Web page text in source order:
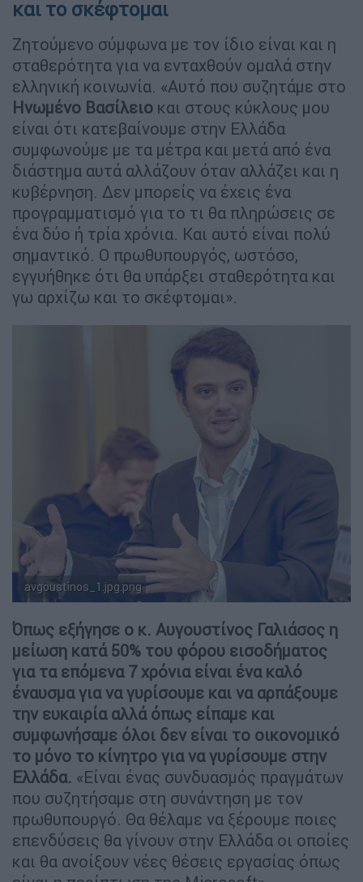
και το σκέφτομαι
Ζητούμενο σύμφωνα με τον ίδιο είναι και η
σταθερότητα για να ενταχθούν ομαλά στην
ελληνική κοινωνία. «Αυτό που συζητάμε στο
Ηνωμένο Βασίλειο και στους κύκλους μου
είναι ότι κατεβαίνουμε στην Ελλάδα
συμφωνούμε με τα μέτρα και μετά από ένα
διάστημα αυτά αλλάζουν όταν αλλάζει και η
κυβέρνηση. Δεν μπορείς να έχεις ένα
προγραμματισμό για το τι θα πληρώσεις σε
ένα δύο ή τρία χρόνια. Και αυτό είναι πολύ
σημαντικό. Ο πρωθυπουργός, ωστόσο,
εγγυήθηκε ότι θα υπάρξει σταθερότητα και
γω αρχίζω και το σκέφτομαι».
avgoustinos_1.jpg.png
ethnos.gr/Αυγουστίνος Γαλιάσος
Όπως εξήγησε ο κ. Αυγουστίνος Γαλιάσος η
μείωση κατά 50% του φόρου εισοδήματος
για τα επόμενα 7 χρόνια είναι ένα καλό
έναυσμα για να γυρίσουμε και να αρπάξουμε
την ευκαιρία αλλά όπως είπαμε και
συμφωνήσαμε όλοι δεν είναι το οικονομικό
το μόνο το κίνητρο για να γυρίσουμε στην
Ελλάδα. «Είναι ένας συνδυασμός πραγμάτων
που συζητήσαμε στη συνάντηση με τον
πρωθυπουργό. Θα θέλαμε να ξέρουμε ποιες
επενδύσεις θα γίνουν στην Ελλάδα οι οποίες
και θα ανοίξουν νέες θέσεις εργασίας όπως